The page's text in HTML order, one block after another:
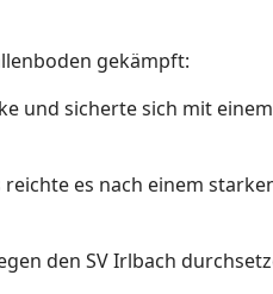
gekämpft:
und sicherte sich mit
es nach einem
den SV Irlbach